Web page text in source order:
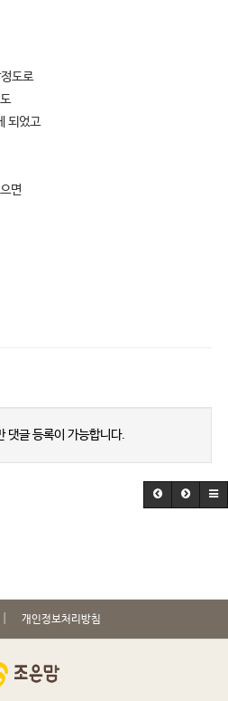
도로
되었고
면
댓글 등록이 가능합니다.
개인정보처리방침